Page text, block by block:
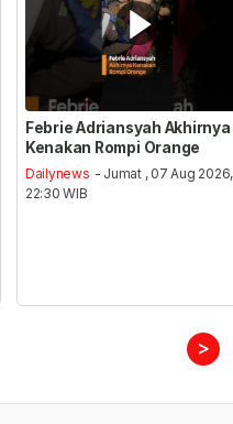
Febrie Adriansyah Akhirnya
Kenakan Rompi Orange
Dailynews - Jumat , 07 Aug 2026,
22:30 WIB
>